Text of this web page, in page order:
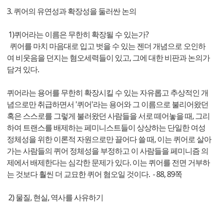
3. 퀴어의 유연성과 확장성을 둘러싼 논의
1)퀴어라는 이름은 무한히 확장될 수 있는가?
퀴어를 마치 마음대로 입고 벗을 수 있는 젠더 개념으로 오인하
여 비웃음을 던지는 혐오세력들이 있고, 그에 대한 비판과 논의가
담겨 있다.
퀴어라는 용어를 무한히 확장시킬 수 있는 자유롭고 추상적인 개
념으로만 취급하면서 '퀴어'라는 용어와 그 이름으로 불리어왔던
혹은 스스로를 그렇게 불러왔던 사람들을 서로 떼어놓을 때, 그리
하여 트랜스를 배제하는 페미니스트들이 상상하는 단일한 여성
정체성을 위한 이론적 자원으로만 끌어다 쓸 때, 이는 퀴어로 살아
가는 사람들의 퀴어 정체성을 부정하고 이 사람들을 페미니즘 의
제에서 배제한다는 심각한 문제가 있다. 이는 퀴어를 전면 거부하
는 것보다 훨씬 더 교묘한 퀴어 혐오일 것이다. - 88, 89쪽
2) 물질, 현실, 역사를 사유하기